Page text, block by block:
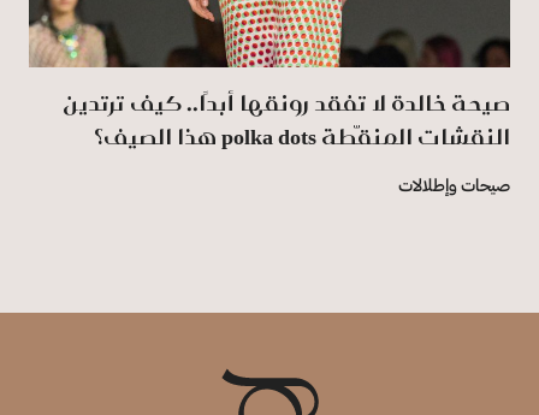
صيحة خالدة لا تفقد رونقها أبدًا.. كيف ترتدين
النقشات المنقّطة polka dots هذا الصيف؟
صيحات وإطلالات